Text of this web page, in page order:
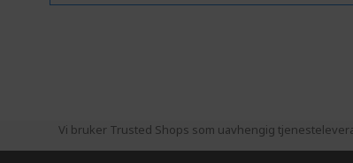
Vi bruker Trusted Shops som uavhengig